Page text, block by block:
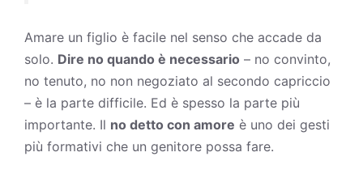
Amare un figlio è facile nel senso che accade da
solo. Dire no quando è necessario – no convinto,
no tenuto, no non negoziato al secondo capriccio
– è la parte difficile. Ed è spesso la parte più
importante. Il no detto con amore è uno dei gesti
più formativi che un genitore possa fare.